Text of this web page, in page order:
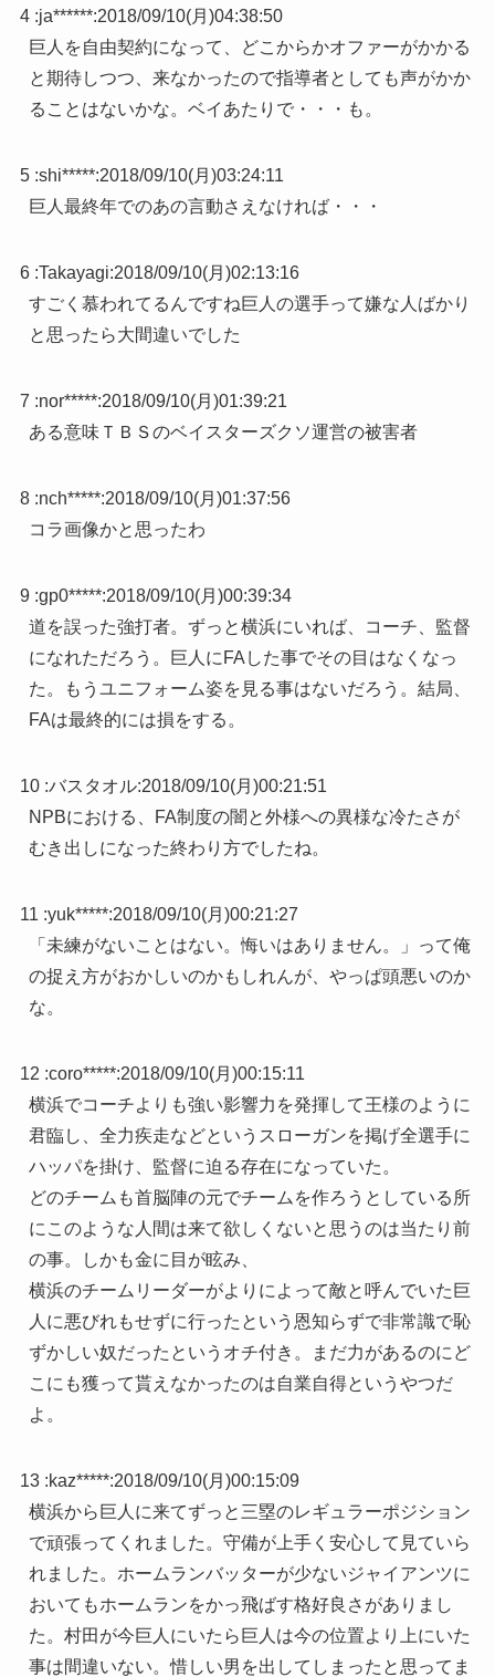
4 :ja******:2018/09/10(月)04:38:50
巨人を自由契約になって、どこからかオファーがかかる
と期待しつつ、来なかったので指導者としても声がかか
ることはないかな。ベイあたりで・・・も。
5 :shi*****:2018/09/10(月)03:24:11
巨人最終年でのあの言動さえなければ・・・
6 :Takayagi:2018/09/10(月)02:13:16
すごく慕われてるんですね巨人の選手って嫌な人ばかり
と思ったら大間違いでした
7 :nor*****:2018/09/10(月)01:39:21
ある意味ＴＢＳのベイスターズクソ運営の被害者
8 :nch*****:2018/09/10(月)01:37:56
コラ画像かと思ったわ
9 :gp0*****:2018/09/10(月)00:39:34
道を誤った強打者。ずっと横浜にいれば、コーチ、監督
になれただろう。巨人にFAした事でその目はなくなっ
た。もうユニフォーム姿を見る事はないだろう。結局、
FAは最終的には損をする。
10 :バスタオル:2018/09/10(月)00:21:51
NPBにおける、FA制度の闇と外様への異様な冷たさが
むき出しになった終わり方でしたね。
11 :yuk*****:2018/09/10(月)00:21:27
「未練がないことはない。悔いはありません。」って俺
の捉え方がおかしいのかもしれんが、やっぱ頭悪いのか
な。
12 :coro*****:2018/09/10(月)00:15:11
横浜でコーチよりも強い影響力を発揮して王様のように
君臨し、全力疾走などというスローガンを掲げ全選手に
ハッパを掛け、監督に迫る存在になっていた。
どのチームも首脳陣の元でチームを作ろうとしている所
にこのような人間は来て欲しくないと思うのは当たり前
の事。しかも金に目が眩み、
横浜のチームリーダーがよりによって敵と呼んでいた巨
人に悪びれもせずに行ったという恩知らずで非常識で恥
ずかしい奴だったというオチ付き。まだ力があるのにど
こにも獲って貰えなかったのは自業自得というやつだ
よ。
13 :kaz*****:2018/09/10(月)00:15:09
横浜から巨人に来てずっと三塁のレギュラーポジション
で頑張ってくれました。守備が上手く安心して見ていら
れました。ホームランバッターが少ないジャイアンツに
おいてもホームランをかっ飛ばす格好良さがありまし
た。村田が今巨人にいたら巨人は今の位置より上にいた
事は間違いない。惜しい男を出してしまったと思ってま